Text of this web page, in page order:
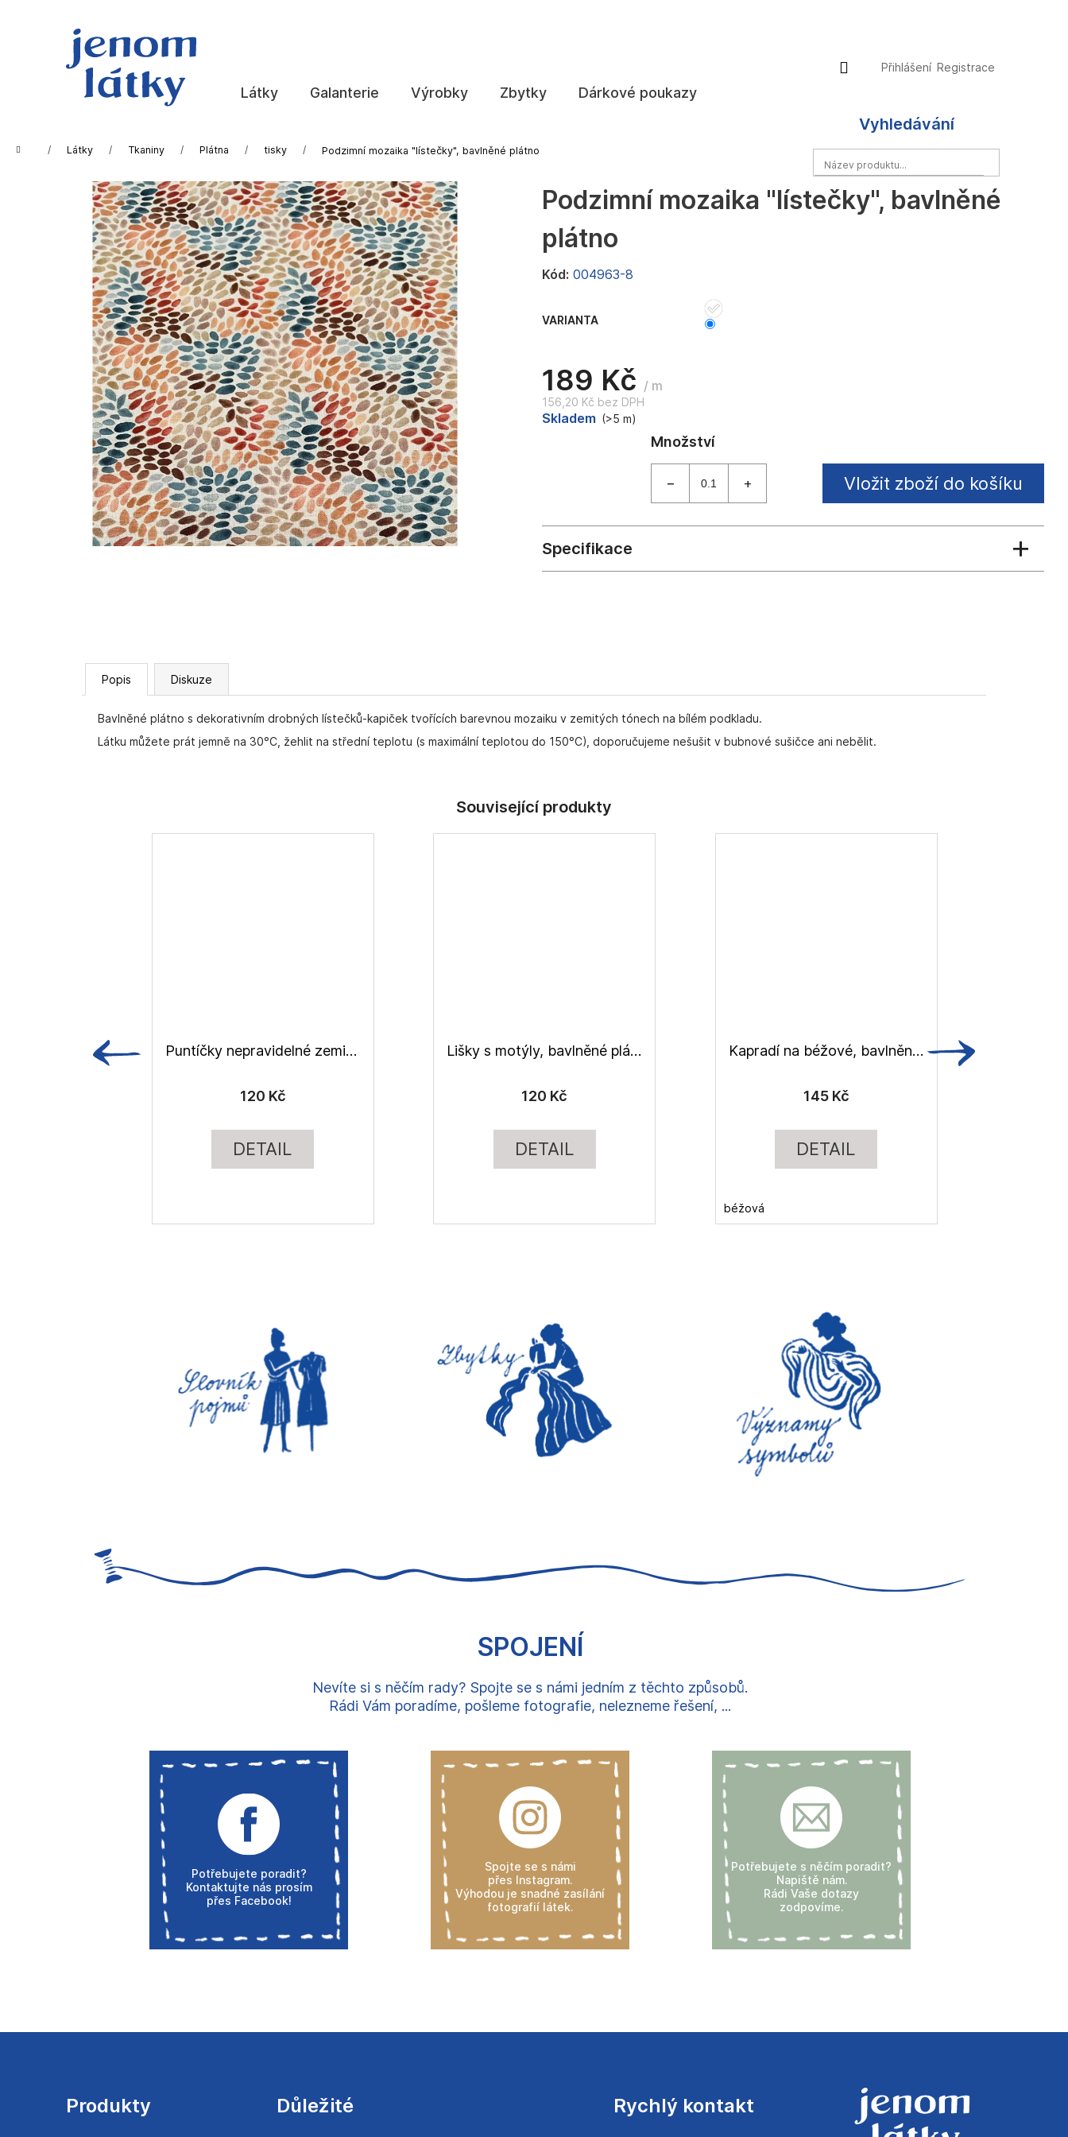
Látky Galanterie Výrobky Zbytky Dárkové poukazy
Přihlášení
Přihlášení Registrace
Vyhledávání
Domů Látky Tkaniny Plátna tisky Podzimní mozaika "lístečky", bavlněné plátno
Podzimní mozaika "lístečky", bavlněné
plátno
Kód: 004963-8
VARIANTA
189 Kč / m
156,20 Kč bez DPH
Měrná
Skladem (>5 m)
Vložit zboží do košíku
Popis Diskuze
Bavlněné plátno s dekorativním drobných lístečků-kapiček tvořících barevnou mozaiku v zemitých tónech na bílém podkladu.
Látku můžete prát jemně na 30°C, žehlit na střední teplotu (s maximální teplotou do 150°C), doporučujeme nešušit v bubnové sušičce ani nebělit.
Puntíčky nepravidelné zemité barvy, bavlněné plátno
120 Kč
DETAIL
Lišky s motýly, bavlněné plátno
120 Kč
DETAIL
Kapradí na béžové, bavlněné plátno
145 Kč
DETAIL
béžová
SPOJENÍ
Nevíte si s něčím rady? Spojte se s námi jedním z těchto způsobů.
Rádi Vám poradíme, pošleme fotografie, nelezneme řešení, ...
Potřebujete poradit?
Kontaktujte nás prosím
přes Facebook!
Spojte se s námi
přes Instagram.
Výhodou je snadné zasílání
fotografií látek.
Potřebujete s něčím poradit?
Napiště nám.
Rádi Vaše dotazy
zodpovíme.
Zpět
Zpět
Co potřebujete najít?
Doporučujeme
Produkty Důležité Rychlý kontakt